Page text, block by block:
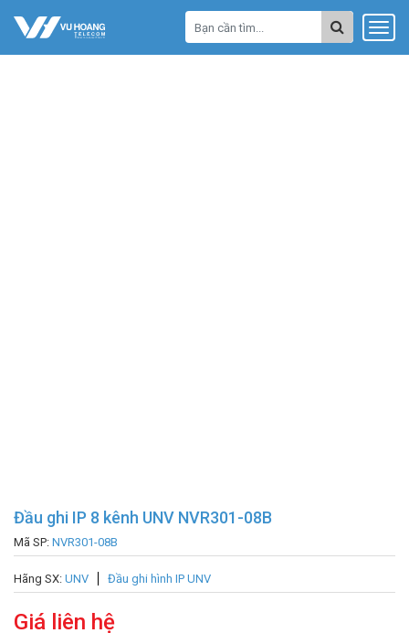
Đầu ghi IP 8 kênh UNV NVR301-08B
Mã SP: NVR301-08B
Hãng SX: UNV Đầu ghi hình IP UNV
Giá liên hệ